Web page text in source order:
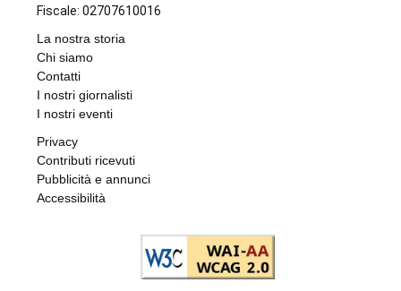
Fiscale: 02707610016
La nostra storia
Chi siamo
Contatti
I nostri giornalisti
I nostri eventi
Privacy
Contributi ricevuti
Pubblicità e annunci
Accessibilità